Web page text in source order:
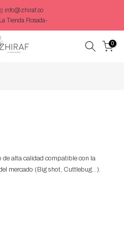
info@zhiraf.co
Tienda Rosada-
0
de alta calidad compatible con la
mercado (Big shot, Cuttlebug…).